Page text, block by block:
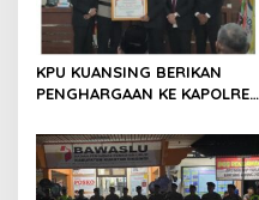
KPU KUANSING BERIKAN
PENGHARGAAN KE KAPOLRES